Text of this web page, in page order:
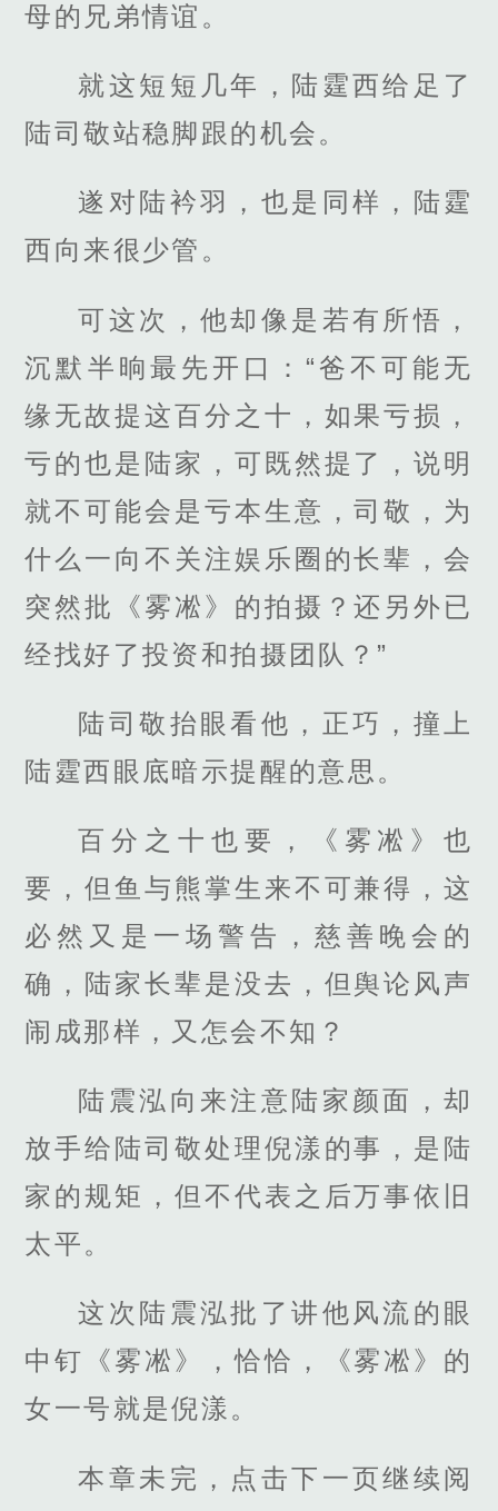
母的兄弟情谊。
就这短短几年，陆霆西给足了
陆司敬站稳脚跟的机会。
遂对陆衿羽，也是同样，陆霆
西向来很少管。
可这次，他却像是若有所悟，
沉默半晌最先开口：“爸不可能无
缘无故提这百分之十，如果亏损，
亏的也是陆家，可既然提了，说明
就不可能会是亏本生意，司敬，为
什么一向不关注娱乐圈的长辈，会
突然批《雾凇》的拍摄？还另外已
经找好了投资和拍摄团队？”
陆司敬抬眼看他，正巧，撞上
陆霆西眼底暗示提醒的意思。
百分之十也要，《雾凇》也
要，但鱼与熊掌生来不可兼得，这
必然又是一场警告，慈善晚会的
确，陆家长辈是没去，但舆论风声
闹成那样，又怎会不知？
陆震泓向来注意陆家颜面，却
放手给陆司敬处理倪漾的事，是陆
家的规矩，但不代表之后万事依旧
太平。
这次陆震泓批了讲他风流的眼
中钉《雾凇》，恰恰，《雾凇》的
女一号就是倪漾。
本章未完，点击下一页继续阅